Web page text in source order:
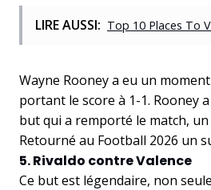
LIRE AUSSI: Top 10 Places To
Wayne Rooney a eu un
portant le score à 1-1. Rooney
but qui a remporté le match,
Retourné au Football 2026 un
5. Rivaldo contre Valence
Ce but est légendaire, non